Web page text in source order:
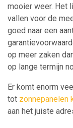
mooier weer. Het
vallen voor de
goed naar een
op meer zaken
op lange termijn
Er komt enorm
tot zonnepanelen
aan het juiste